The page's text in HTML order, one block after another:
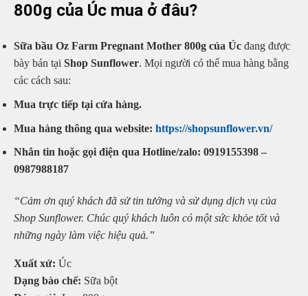
800g của Úc mua ở đâu?
Sữa bầu Oz Farm Pregnant Mother 800g của Úc đang được
bày bán tại Shop Sunflower. Mọi người có thể mua hàng bằng
các cách sau:
Mua trực tiếp tại cửa hàng.
Mua hàng thông qua website: https://shopsunflower.vn/
Nhắn tin hoặc gọi điện qua Hotline/zalo: 0919155398 –
0987988187
“Cảm ơn quý khách đã sử tin tưởng và sử dụng dịch vụ của
Shop Sunflower. Chúc quý khách luôn có một sức khỏe tốt và
những ngày làm việc hiệu quả.”
Xuất xứ: Úc
Dạng bào chế: Sữa bột